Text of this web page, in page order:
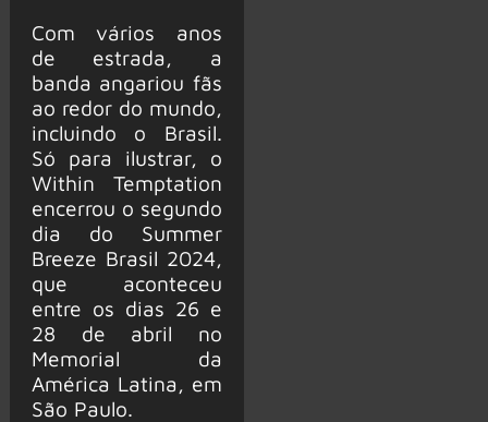
Com vários anos
de estrada, a
banda angariou fãs
ao redor do mundo,
incluindo o Brasil.
Só para ilustrar, o
Within Temptation
encerrou o segundo
dia do Summer
Breeze Brasil 2024,
que aconteceu
entre os dias 26 e
28 de abril no
Memorial da
América Latina, em
São Paulo.